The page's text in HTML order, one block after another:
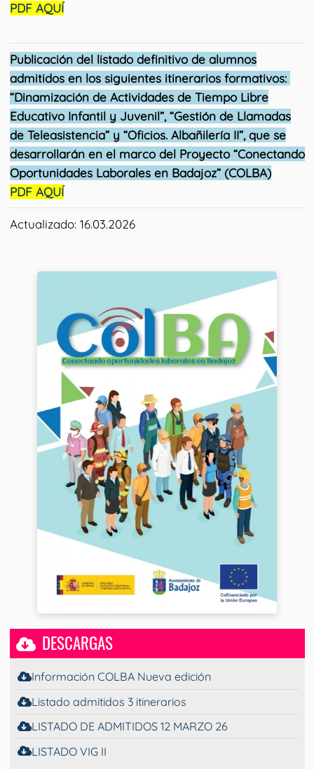
PDF AQUÍ
Publicación del listado definitivo de alumnos
admitidos en los siguientes itinerarios formativos:
“Dinamización de Actividades de Tiempo Libre
Educativo Infantil y Juvenil”, “Gestión de Llamadas
de Teleasistencia” y “Oficios. Albañilería II”, que se
desarrollarán en el marco del Proyecto “Conectando
Oportunidades Laborales en Badajoz” (COLBA)
PDF AQUÍ
Actualizado: 16.03.2026
DESCARGAS
Información COLBA Nueva edición
Listado admitidos 3 itinerarios
LISTADO DE ADMITIDOS 12 MARZO 26
LISTADO VIG II